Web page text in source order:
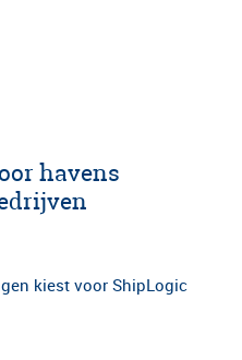
havens
kiest voor ShipLogic